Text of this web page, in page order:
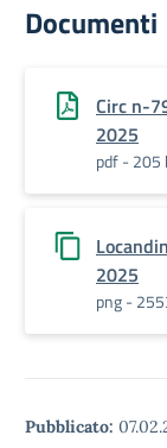
Documenti
Circ n-
2025
pdf - 205
2025
png -
Pubblicato: